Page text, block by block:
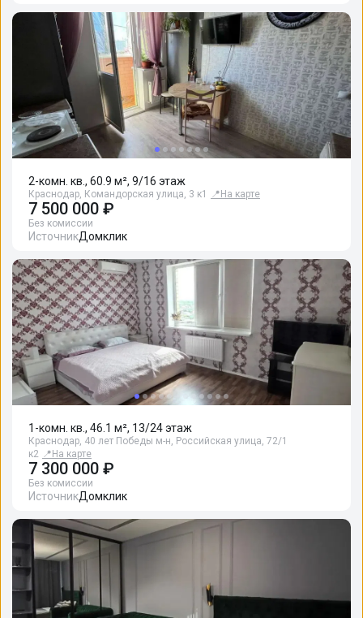
2-комн. кв., 60.9 м², 9/16 этаж
Краснодар, Командорская улица, 3 к1 📍 На карте
7 500 000 ₽
Без комиссии
ИсточникДомклик
1-комн. кв., 46.1 м², 13/24 этаж
Краснодар, 40 лет Победы м-н, Российская улица, 72/1
к2 📍 На карте
7 300 000 ₽
Без комиссии
ИсточникДомклик